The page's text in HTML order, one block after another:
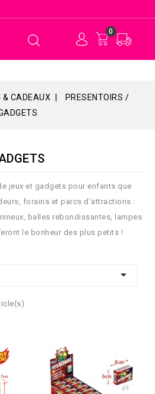
0
& CADEAUX
PRESENTOIRS /
jeux et gadgets pour enfants que
forains et parcs d’attractions :
balles rebondissantes, lampes
le bonheur des plus petits !
